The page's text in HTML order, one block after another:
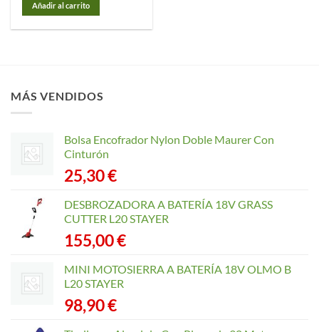
Añadir al carrito
MÁS VENDIDOS
Bolsa Encofrador Nylon Doble Maurer Con
Cinturón
25,30€
DESBROZADORA A BATERÍA 18V GRASS
CUTTER L20 STAYER
155,00€
MINI MOTOSIERRA A BATERÍA 18V OLMO B
L20 STAYER
98,90€